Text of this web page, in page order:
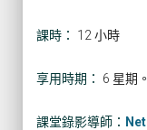
課時： 12 小時
享用時期： 6 星期
課堂錄影導師：